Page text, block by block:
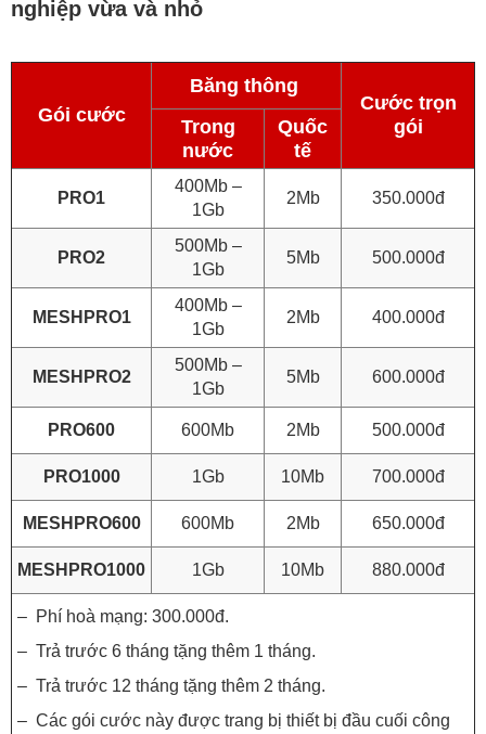
nghiệp vừa và nhỏ
Gói cước
Băng thông
Cước trọn
gói
Trong
nước
Quốc
tế
PRO1
400Mb –
1Gb
2Mb 350.000đ
PRO2
500Mb –
1Gb
5Mb 500.000đ
MESHPRO1
400Mb –
1Gb
2Mb 400.000đ
MESHPRO2
500Mb –
1Gb
5Mb 600.000đ
PRO600 600Mb 2Mb 500.000đ
PRO1000 1Gb 10Mb 700.000đ
MESHPRO600 600Mb 2Mb 650.000đ
MESHPRO1000 1Gb 10Mb 880.000đ
– Phí hoà mạng: 300.000đ.
– Trả trước 6 tháng tặng thêm 1 tháng.
– Trả trước 12 tháng tặng thêm 2 tháng.
– Các gói cước này được trang bị thiết bị đầu cuối công